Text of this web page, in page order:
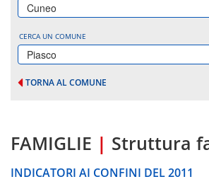
Cuneo
CERCA UN COMUNE
Piasco
TORNA AL COMUNE
FAMIGLIE | Struttura
INDICATORI AI CONFINI DEL 2011